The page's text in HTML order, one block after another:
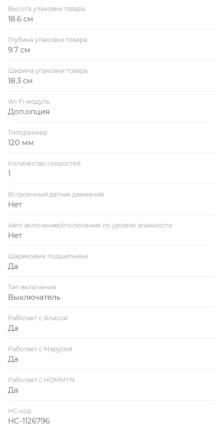
Высота упаковки товара
18.6 см
Глубина упаковки товара
9.7 см
Ширина упаковки товара
18.3 см
Wi-Fi модуль
Доп.опция
Типоразмер
120 мм
Количество скоростей
1
Встроенный датчик движения
Нет
Авто включение/отключение по уровню влажности
Нет
Шариковые подшипники
Да
Тип включения
Выключатель
Работает с Алисой
Да
Работает с Марусей
Да
Работает с HOMMYN
Да
НС-код
НС-1126796